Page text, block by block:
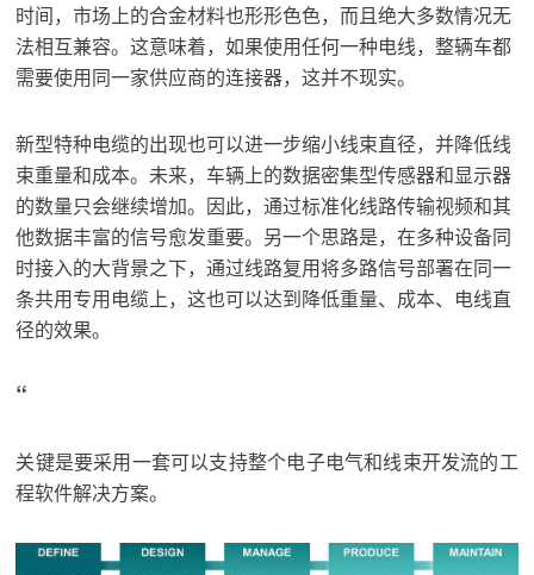
时间，市场上的合金材料也形形色色，而且绝大多数情况无
法相互兼容。这意味着，如果使用任何一种电线，整辆车都
需要使用同一家供应商的连接器，这并不现实。
新型特种电缆的出现也可以进一步缩小线束直径，并降低线
束重量和成本。未来，车辆上的数据密集型传感器和显示器
的数量只会继续增加。因此，通过标准化线路传输视频和其
他数据丰富的信号愈发重要。另一个思路是，在多种设备同
时接入的大背景之下，通过线路复用将多路信号部署在同一
条共用专用电缆上，这也可以达到降低重量、成本、电线直
径的效果。
“
关键是要采用一套可以支持整个电子电气和线束开发流的工
程软件解决方案。